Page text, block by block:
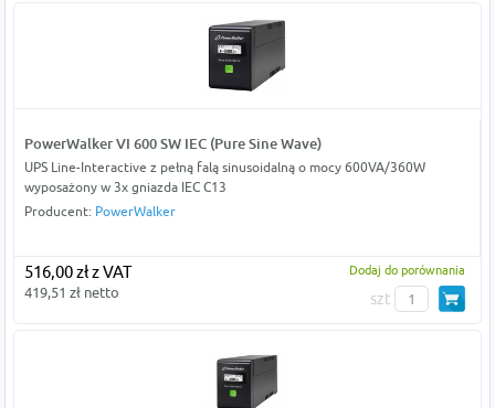
PowerWalker VI 600 SW IEC (Pure Sine Wave)
UPS Line-Interactive z pełną falą sinusoidalną o mocy 600VA/360W
wyposażony w 3x gniazda IEC C13
Producent: PowerWalker
516,00 zł z VAT
419,51 zł netto
Dodaj do porównania
szt